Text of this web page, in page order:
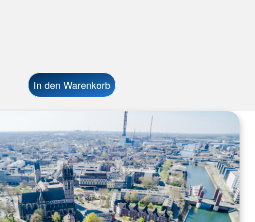
In den Warenkorb